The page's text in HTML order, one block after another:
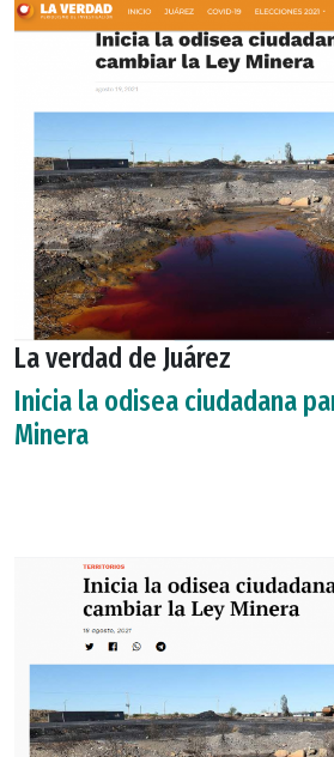
La verdad de Juárez
Inicia la odisea ciudadana
Minera